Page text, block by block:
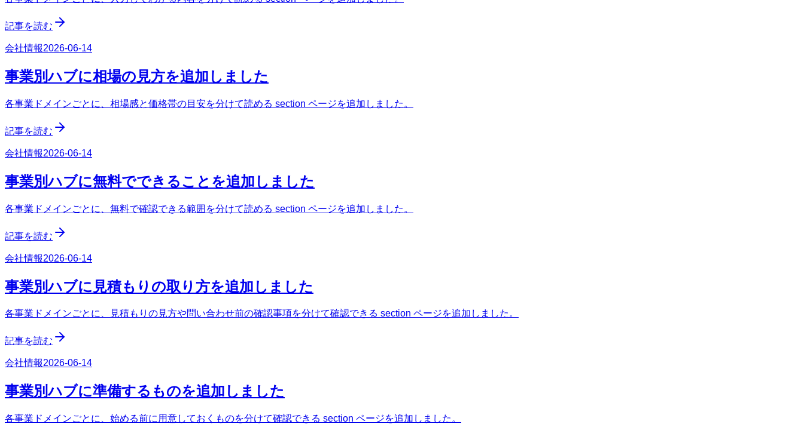
記事を読む
会社情報2026-06-14
事業別ハブに相場の見方を追加しました
各事業ドメインごとに、相場感と価格帯の目安を分けて読める section ページを追加しました。
記事を読む
会社情報2026-06-14
事業別ハブに無料でできることを追加しました
各事業ドメインごとに、無料で確認できる範囲を分けて読める section ページを追加しました。
記事を読む
会社情報2026-06-14
事業別ハブに見積もりの取り方を追加しました
各事業ドメインごとに、見積もりの見方や問い合わせ前の確認事項を分けて確認できる section ページを追加しました。
記事を読む
会社情報2026-06-14
事業別ハブに準備するものを追加しました
各事業ドメインごとに、始める前に用意しておくものを分けて確認できる section ページを追加しました。